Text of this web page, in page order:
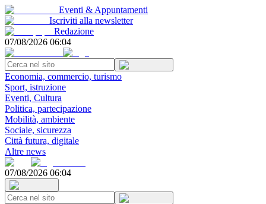
Eventi & Appuntamenti
Iscriviti alla newsletter
Redazione
07/08/2026 06:04
Economia, commercio, turismo
Sport, istruzione
Eventi, Cultura
Politica, partecipazione
Mobilità, ambiente
Sociale, sicurezza
Città futura, digitale
Altre news
07/08/2026 06:04